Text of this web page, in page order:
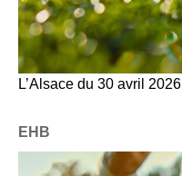
L’Alsace du 30 avril 2026
EHB